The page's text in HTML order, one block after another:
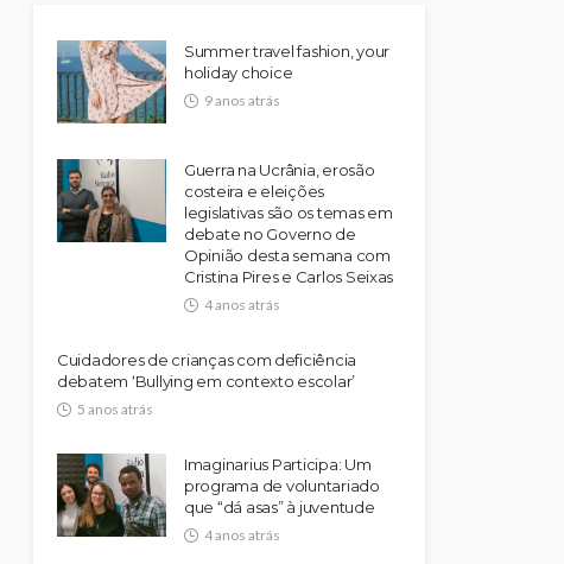
Summer travel fashion, your
holiday choice
9 anos atrás
Guerra na Ucrânia, erosão
costeira e eleições
legislativas são os temas em
debate no Governo de
Opinião desta semana com
Cristina Pires e Carlos Seixas
4 anos atrás
Cuidadores de crianças com deficiência
debatem ‘Bullying em contexto escolar’
5 anos atrás
Imaginarius Participa: Um
programa de voluntariado
que “dá asas” à juventude
4 anos atrás